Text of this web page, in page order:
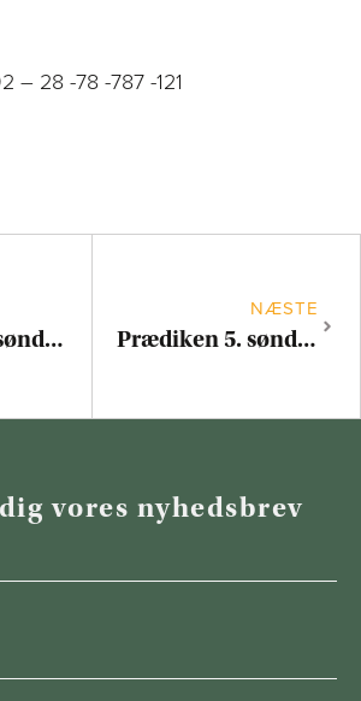
– 28 -78 -787 -121
Prædiken 3. søndag efter påske
NÆSTE
Prædiken 5. søndag efter påske – konfirmation
vores nyhedsbrev